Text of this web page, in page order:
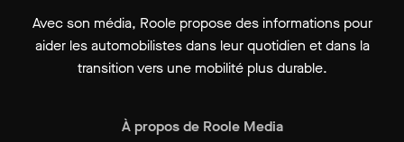
Avec son média, Roole propose des informations pour
aider les automobilistes dans leur quotidien et dans la
transition vers une mobilité plus durable.
À propos de Roole Media